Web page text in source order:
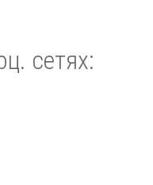
сетях: